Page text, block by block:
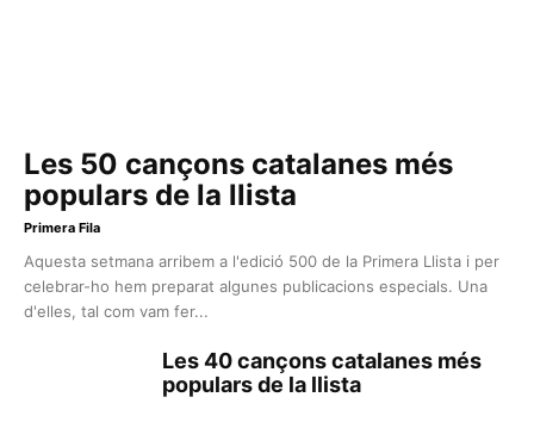
Les 50 cançons catalanes més
populars de la llista
Primera Fila
Aquesta setmana arribem a l'edició 500 de la Primera Llista i per
celebrar-ho hem preparat algunes publicacions especials. Una
d'elles, tal com vam fer...
Les 40 cançons catalanes més
populars de la llista